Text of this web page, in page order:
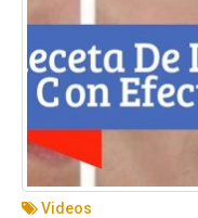
Videos